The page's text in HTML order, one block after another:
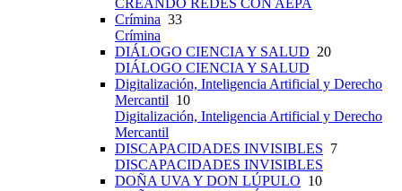
CREANDO REDES CON AEPA
Crímina 33
Crímina
DIÁLOGO CIENCIA Y SALUD 20
DIÁLOGO CIENCIA Y SALUD
Digitalización, Inteligencia Artificial y Derecho
Mercantil 10
Digitalización, Inteligencia Artificial y Derecho
Mercantil
DISCAPACIDADES INVISIBLES 7
DISCAPACIDADES INVISIBLES
DOÑA UVA Y DON LÚPULO 10